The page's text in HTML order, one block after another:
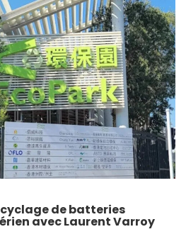
de batteries
avec Laurent Varroy